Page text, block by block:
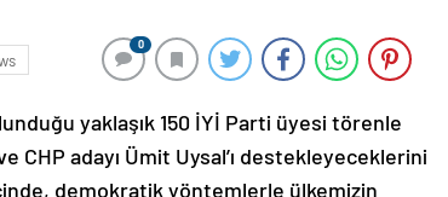
0
yaklaşık 150 İYİ Parti üyesi törenle
CHP adayı Ümit Uysal’ı destekleyeceklerini
demokratik yöntemlerle ülkemizin